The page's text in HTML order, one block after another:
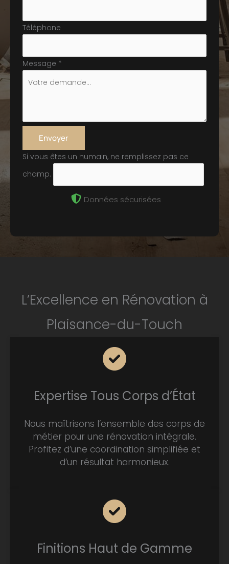
Téléphone
Message *
Envoyer
Si vous êtes un humain, ne remplissez pas ce
champ.
Données sécurisées
L’Excellence en Rénovation à
Plaisance-du-Touch
Expertise Tous Corps d’État
Nous maîtrisons l’ensemble des corps de
métier pour une rénovation intégrale.
Profitez d’une coordination simplifiée et
d’un résultat harmonieux.
Finitions Haut de Gamme